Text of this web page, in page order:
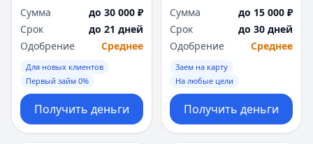
Сумма
до 30 000 ₽
Срок
до 21 дней
Одобрение
Среднее
Для новых клиентов
Первый займ 0%
Получить деньги
Сумма
до 15 000 ₽
Срок
до 30 дней
Одобрение
Среднее
Заем на карту
На любые цели
Получить деньги